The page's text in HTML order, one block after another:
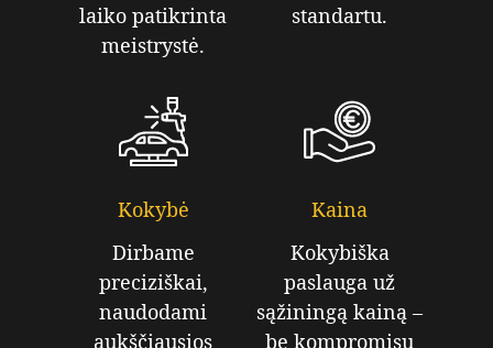
laiko patikrinta
meistrystė.
standartu.
Kokybė
Dirbame
preciziškai,
naudodami
aukščiausios
Kaina
Kokybiška
paslauga už
sąžiningą kainą –
be kompromisų